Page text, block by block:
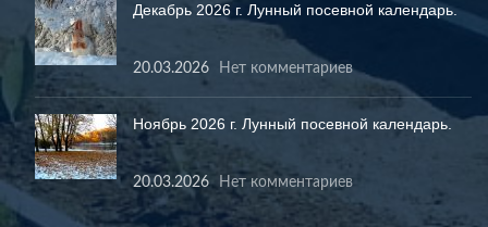
Декабрь 2026 г. Лунный посевной календарь.
20.03.2026 Нет комментариев
Ноябрь 2026 г. Лунный посевной календарь.
20.03.2026 Нет комментариев